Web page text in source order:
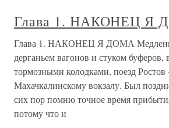
Глава 1. НАКОНЕЦ Я
Глава 1. НАКОНЕЦ Я ДОМА
дерганьем вагонов и стуком буферов,
тормозными колодками, поезд
Махачкалинскому вокзалу. Был
сих пор помню точное время
потому что и